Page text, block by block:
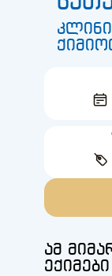
ამ
ექიმები